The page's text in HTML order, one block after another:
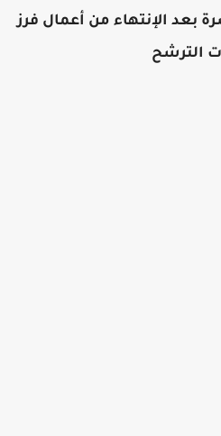
بعد الإنتهاء من أعمال فرز
الترشح